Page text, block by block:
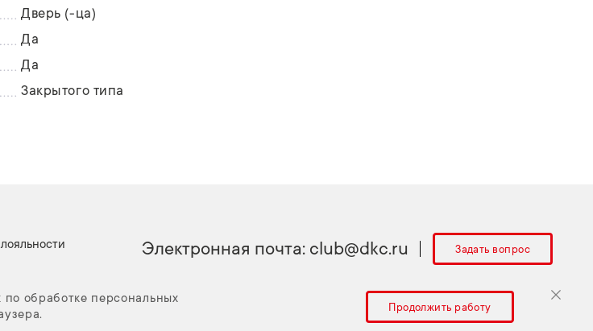
Дверь (-ца)
Да
Да
Закрытого типа
Электронная почта: club@dkc.ru Задать вопрос
обработке персональных
Продолжить работу